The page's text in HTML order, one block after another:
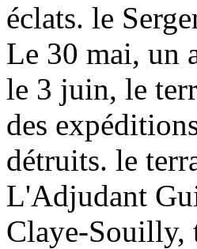
éclats. le
Le 30 mai, un
le 3 juin, le
des
détruits. le
L'Adjudant
Claye-